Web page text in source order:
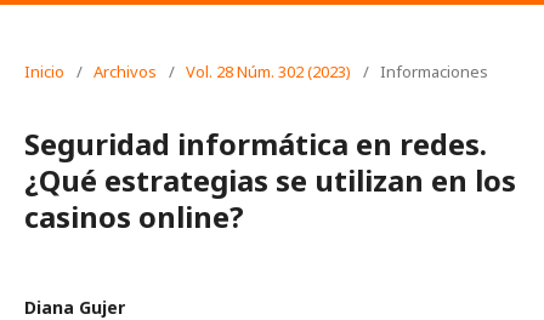
Inicio / Archivos / Vol. 28 Núm. 302 (2023) / Informaciones
Seguridad informática en redes.
¿Qué estrategias se utilizan en los
casinos online?
Diana Gujer